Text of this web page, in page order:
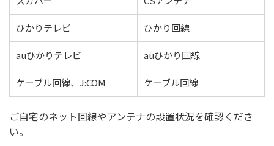
ひかりテレビ ひかり回線
auひかりテレビ auひかり回線
ケーブル回線、J:COM ケーブル回線
ご自宅のネット回線やアンテナの設置状況を確認くださ
い。